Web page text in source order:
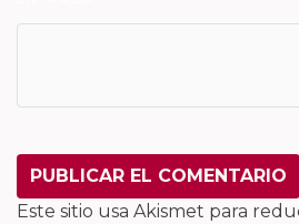
Este sitio usa Akismet para